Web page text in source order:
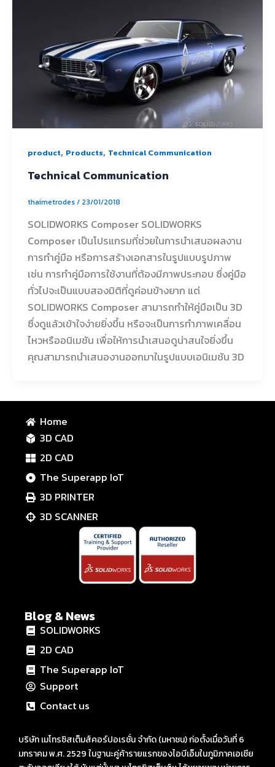
product, Products, Technical Communication
Technical Communication
thaimetrodes/ 23/01/2018
SOLIDWORKS Composer SOLIDWORKS
Composer เป็นโปรแกรมที่ช่วยในการนำเสนอผลงาน
การทำคู่มือ หรือการสร้างเอกสารในรูปแบบรูปภาพ
เช่น การทำคู่มือการใช้งานที่ต้องมีภาพประกอบ ซึ่งคู่มือ
ทั่วไปจะเป็นแบบสองมิติที่ดูค่อนข้างยาก แต่
SOLIDWORKS Composer สามารถทำให้คู่มือเป็น 3D
ซึ่งดูแล้วเข้าใจง่ายยิ่งขึ้น หรือจะเป็นการทำภาพเคลื่อน
ไหวหรืออนิเมชัน เพื่อให้การนำเสนอดูน่าสนใจยิ่งขึ้น
คุณสามารถนำเสนองานออกมาในรูปแบบเอนิเมชัน 3D
Home
3D CAD
2D CAD
The Superapp IoT
3D PRINTER
3D SCANNER
Blog & News
SOLIDWORKS
2D CAD
The Superapp IoT
Support
Contact us
บริษัท เมโทรซิสเต็มส์คอร์ปอเรชั่น จำกัด (มหาชน) ก่อตั้งเมื่อวันที่ 6
มกราคม พ.ศ. 2529 ในฐานะคู่ค้ารายแรกของไอบีเอ็มในภูมิภาคเอเชีย